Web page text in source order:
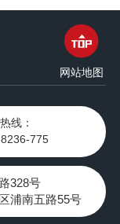
网站地图
线：
775
328号
浦南五路55号